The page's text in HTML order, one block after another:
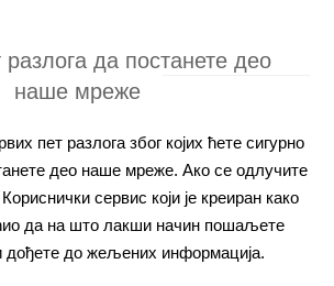
да постанете део
наше мреже
пет разлога због којих ћете сигурно
део наше мреже. Ако се одлучите
сервис који је креиран како
да на што лакши начин пошаљете
дођете до жељених информација.